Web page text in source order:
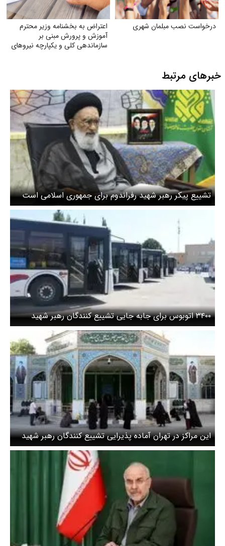
درخواست نصب مبلمان شهری
اعتراض به بخشنامه وزیر محترم
آموزش و پرورش مبنی بر
سازماندهی کلی و یکپارچه نیروهای
خبرهای مرتبط
تشییع پیکر رهبر شهید رفراندوم برای جمهوری اسلامی است
۳۴۰۰ اتوبوس برای جابه جایی تشییع کنندگان رهبر شهید
آماده شد
این مراکز در تهران آماده پذیرایی تشییع کنندگان رهبر شهید
شده اند